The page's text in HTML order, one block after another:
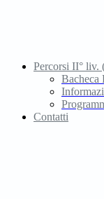
Percorsi II° liv.
Bacheca
Contatti